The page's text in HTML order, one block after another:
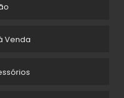
Venda